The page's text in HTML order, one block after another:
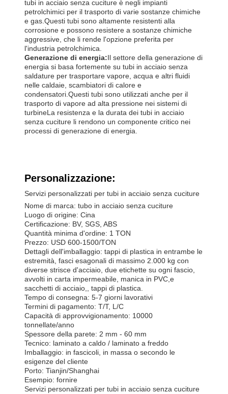
tubi in acciaio senza cuciture è negli impianti
petrolchimici per il trasporto di varie sostanze chimiche
e gas.Questi tubi sono altamente resistenti alla
corrosione e possono resistere a sostanze chimiche
aggressive, che li rende l'opzione preferita per
l'industria petrolchimica.
Generazione di energia:Il settore della generazione di
energia si basa fortemente su tubi in acciaio senza
saldature per trasportare vapore, acqua e altri fluidi
nelle caldaie, scambiatori di calore e
condensatori.Questi tubi sono utilizzati anche per il
trasporto di vapore ad alta pressione nei sistemi di
turbineLa resistenza e la durata dei tubi in acciaio
senza cuciture li rendono un componente critico nei
processi di generazione di energia.
Personalizzazione:
Servizi personalizzati per tubi in acciaio senza cuciture
Nome di marca: tubo in acciaio senza cuciture
Luogo di origine: Cina
Certificazione: BV, SGS, ABS
Quantità minima d'ordine: 1 TON
Prezzo: USD 600-1500/TON
Dettagli dell'imballaggio: tappi di plastica in entrambe le
estremità, fasci esagonali di massimo 2.000 kg con
diverse strisce d'acciaio, due etichette su ogni fascio,
avvolti in carta impermeabile, manica in PVC,e
sacchetti di acciaio,, tappi di plastica.
Tempo di consegna: 5-7 giorni lavorativi
Termini di pagamento: T/T, L/C
Capacità di approvvigionamento: 10000
tonnellate/anno
Spessore della parete: 2 mm - 60 mm
Tecnico: laminato a caldo / laminato a freddo
Imballaggio: in fascicoli, in massa o secondo le
esigenze del cliente
Porto: Tianjin/Shanghai
Esempio: fornire
Servizi personalizzati per tubi in acciaio senza cuciture